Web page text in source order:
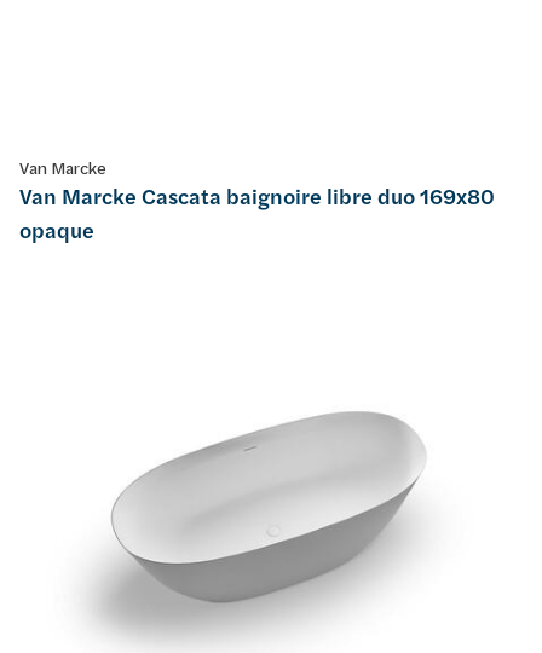
Van Marcke
Van Marcke Cascata baignoire libre duo 169x80
opaque